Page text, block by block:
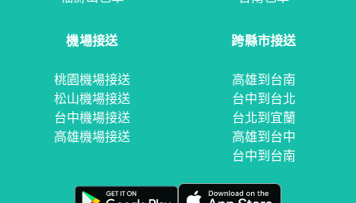
機場接送
桃園機場接送
松山機場接送
台中機場接送
高雄機場接送
跨縣市接送
高雄到台南
台中到台北
台北到宜蘭
高雄到台中
台中到台南